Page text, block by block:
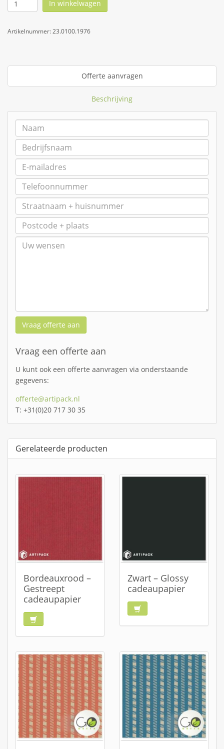
In winkelwagen
Artikelnummer:23.0100.1976
Offerte aanvragen
Beschrijving
Vraag offerte aan
Vraag een offerte aan
U kunt ook een offerte aanvragen via onderstaande
gegevens:
offerte@artipack.nl
T: +31(0)20 717 30 35
Gerelateerde producten
Bordeauxrood –
Gestreept
cadeaupapier
Zwart – Glossy
cadeaupapier